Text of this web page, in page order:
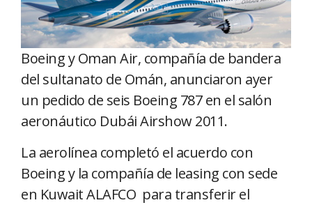
Boeing y Oman Air, compañía de bandera
del sultanato de Omán, anunciaron ayer
un pedido de seis Boeing 787 en el salón
aeronáutico Dubái Airshow 2011.
La aerolínea completó el acuerdo con
Boeing y la compañía de leasing con sede
en Kuwait ALAFCO para transferir el